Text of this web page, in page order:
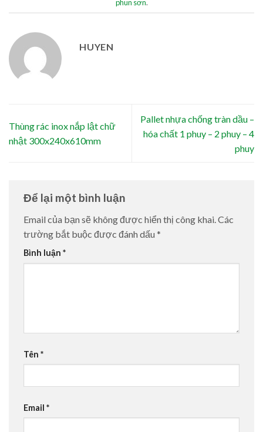
phun sơn.
HUYEN
Thùng rác inox nắp lật chữ
nhật 300x240x610mm
Pallet nhựa chống tràn dầu –
hóa chất 1 phuy – 2 phuy – 4
phuy
Để lại một bình luận
Email của bạn sẽ không được hiển thị công khai.Các
trường bắt buộc được đánh dấu *
Bình luận *
Tên *
Email *